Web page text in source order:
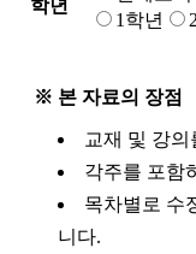
학년
1학년
※ 본 자료의 장점
교재 및 강
각주를 포함
목차별로 수
니다.